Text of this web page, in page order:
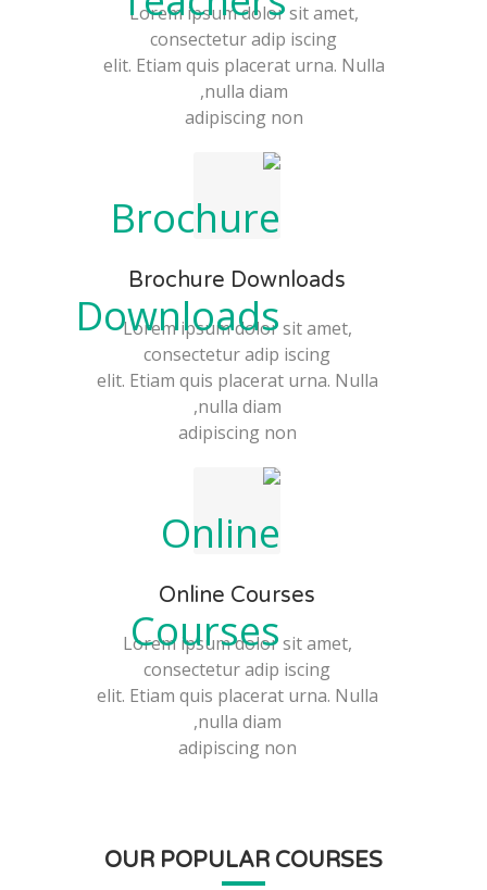
Lorem ipsum dolor sit amet,
consectetur adip iscing
elit. Etiam quis placerat urna. Nulla
nulla diam,
adipiscing non
Brochure Downloads
Lorem ipsum dolor sit amet,
consectetur adip iscing
elit. Etiam quis placerat urna. Nulla
nulla diam,
adipiscing non
Online Courses
Lorem ipsum dolor sit amet,
consectetur adip iscing
elit. Etiam quis placerat urna. Nulla
nulla diam,
adipiscing non
OUR POPULAR COURSES